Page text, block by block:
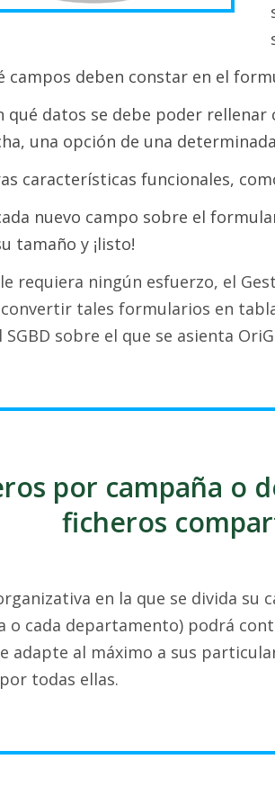
campos deben constar en el
qué datos se debe poder
una opción de una
características funcionales,
nuevo campo sobre el
tamaño y ¡listo!
requiera ningún esfuerzo, el
tales formularios en
SGBD sobre el que se asienta
por campaña o
ficheros
en la que se divida su
o cada departamento) podrá
adapte al máximo a sus
todas ellas.